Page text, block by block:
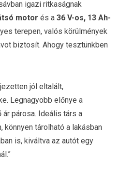
igazi ritkaságnak
motor és a 36 V-os, 13 Ah-
terepen, valós körülmények
biztosít. Ahogy tesztünkben
jól eltalált,
Legnagyobb előnye a
párosa. Ideális társ a
tárolható a lakásban
is, kiváltva az autót egy